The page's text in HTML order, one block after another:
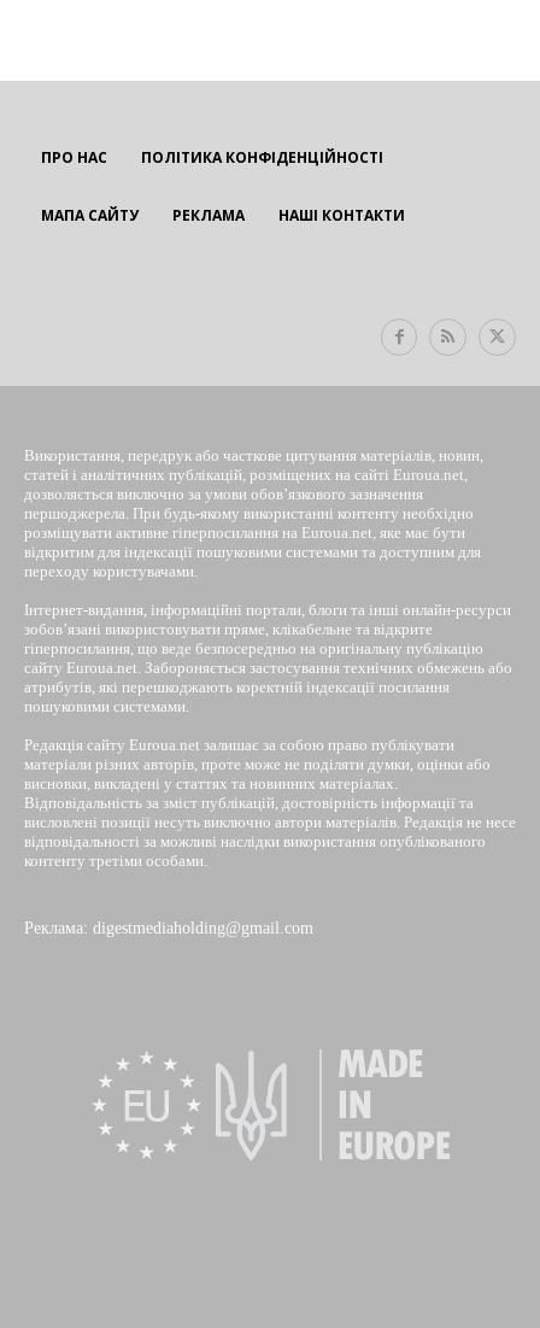
ПРО НАС ПОЛІТИКА КОНФІДЕНЦІЙНОСТІ
МАПА САЙТУ РЕКЛАМА НАШІ КОНТАКТИ
Використання, передрук або часткове цитування матеріалів, новин,
статей і аналітичних публікацій, розміщених на сайті Euroua.net,
дозволяється виключно за умови обов’язкового зазначення
першоджерела. При будь-якому використанні контенту необхідно
розміщувати активне гіперпосилання на Euroua.net, яке має бути
відкритим для індексації пошуковими системами та доступним для
переходу користувачами.
Інтернет-видання, інформаційні портали, блоги та інші онлайн-ресурси
зобов’язані використовувати пряме, клікабельне та відкрите
гіперпосилання, що веде безпосередньо на оригінальну публікацію
сайту Euroua.net. Забороняється застосування технічних обмежень або
атрибутів, які перешкоджають коректній індексації посилання
пошуковими системами.
Редакція сайту Euroua.net залишає за собою право публікувати
матеріали різних авторів, проте може не поділяти думки, оцінки або
висновки, викладені у статтях та новинних матеріалах.
Відповідальність за зміст публікацій, достовірність інформації та
висловлені позиції несуть виключно автори матеріалів. Редакція не несе
відповідальності за можливі наслідки використання опублікованого
контенту третіми особами.
Реклама: digestmediaholding@gmail.com